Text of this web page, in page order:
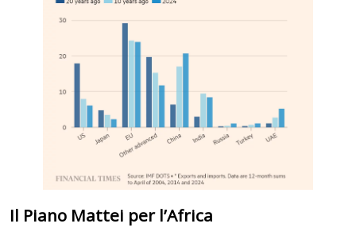
Il Piano Mattei per l’Africa